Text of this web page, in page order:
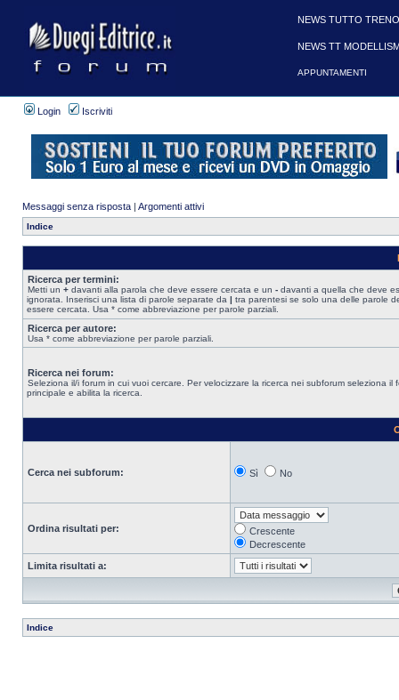
Login Iscriviti
Messaggi senza risposta | Argomenti attivi
Indice
Ricerca per termini:
Metti un + davanti alla parola che deve essere cercata e un - davanti a quella che deve
ignorata. Inserisci una lista di parole separate da | tra parentesi se solo una delle parole
essere cercata. Usa * come abbreviazione per parole parziali.
Ricerca per autore:
Usa * come abbreviazione per parole parziali.
Ricerca nei forum:
Seleziona il/i forum in cui vuoi cercare. Per velocizzare la ricerca nei subforum seleziona il
principale e abilita la ricerca.
Cerca nei subforum: Sì No
Ordina risultati per:
Crescente
Decrescente
Limita risultati a:
Indice
NEWS TUTTO
NEWS TT
APPUNTAMENTI